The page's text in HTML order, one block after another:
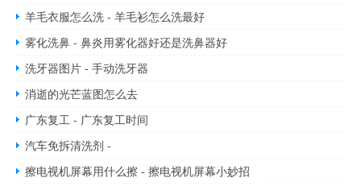
羊毛衣服怎么洗 - 羊毛衫怎么洗最好
雾化洗鼻 - 鼻炎用雾化器好还是洗鼻器好
洗牙器图片 - 手动洗牙器
消逝的光芒蓝图怎么去
广东复工 - 广东复工时间
汽车免拆清洗剂 -
擦电视机屏幕用什么擦 - 擦电视机屏幕小妙招